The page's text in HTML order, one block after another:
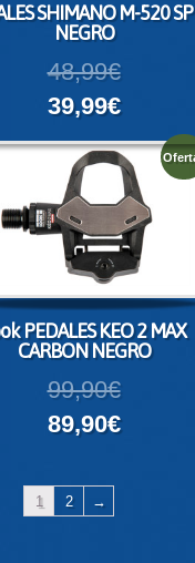
SHIMANO M-520
NEGRO
48,99€
39,99€
PEDALES KEO 2 MAX
CARBON NEGRO
99,90€
89,90€
1 2 →